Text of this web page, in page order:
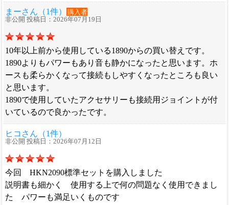
まーさん（1件）
購入者
非公開 投稿日：2026年07月19日
10年以上前から使用している1890からの買い替えです。
1890よりもパワーもあり音も静かになったと思います。ホ
ースも柔らかくなって接続もしやすくなったところも良い
と思います。
1890で使用していたアクセサリーも接続用ジョイントが付
いているので良かったです。
ヒコさん（1件）
非公開 投稿日：2026年07月12日
今回 HKN2090標準セットを購入しました
説明書も細かく 使用する上で何の問題なく使用できまし
た パワーも満足いくものです